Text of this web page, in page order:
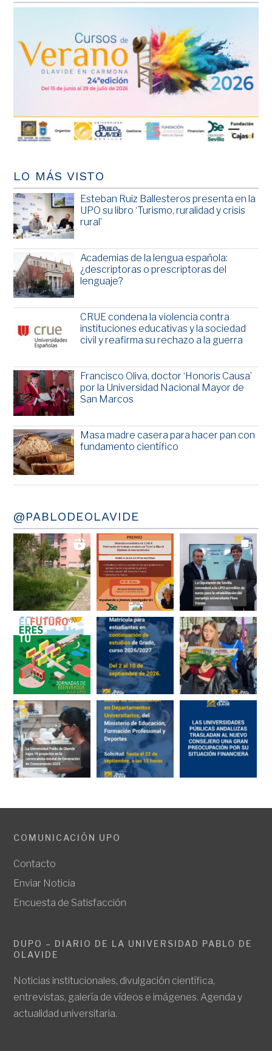
LO MÁS VISTO
Esteban Ruiz Ballesteros presenta en la
UPO su libro ‘Turismo, ruralidad y crisis
rural’
Academias de la lengua española:
¿descriptoras o prescriptoras del
lenguaje?
CRUE condena la violencia contra
instituciones educativas y la sociedad
civil y reafirma su rechazo a la guerra
Francisco Oliva, doctor ‘Honoris Causa’
por la Universidad Nacional Mayor de
San Marcos
Masa madre casera para hacer pan con
fundamento científico
@PABLODEOLAVIDE
COMUNICACIÓN UPO
Contacto
Enviar Noticia
Encuesta de Satisfacción
DUPO – DIARIO DE LA UNIVERSIDAD PABLO DE
OLAVIDE
Noticias institucionales, divulgación científica,
entrevistas, galería de vídeos e imágenes. Agenda y
actualidad universitaria.